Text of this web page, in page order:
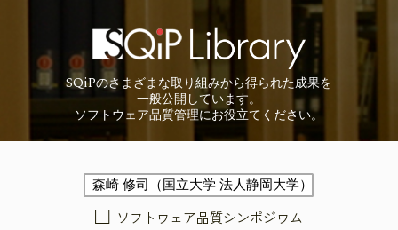
SQiPのさまざまな取り組みから得られた成果を
一般公開しています。
ソフトウェア品質管理にお役立てください。
ソフトウェア品質シンポジウム